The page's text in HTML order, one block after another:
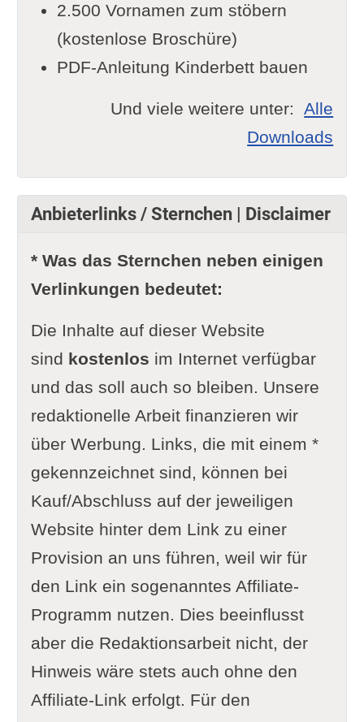
2.500 Vornamen zum stöbern
(kostenlose Broschüre)
PDF-Anleitung Kinderbett bauen
Und viele weitere unter:Alle
Downloads
Anbieterlinks / Sternchen | Disclaimer
* Was das Sternchen neben einigen
Verlinkungen bedeutet:
Die Inhalte auf dieser Website
sind kostenlos im Internet verfügbar
und das soll auch so bleiben. Unsere
redaktionelle Arbeit finanzieren wir
über Werbung. Links, die mit einem *
gekennzeichnet sind, können bei
Kauf/Abschluss auf der jeweiligen
Website hinter dem Link zu einer
Provision an uns führen, weil wir für
den Link ein sogenanntes Affiliate-
Programm nutzen. Dies beeinflusst
aber die Redaktionsarbeit nicht, der
Hinweis wäre stets auch ohne den
Affiliate-Link erfolgt. Für den